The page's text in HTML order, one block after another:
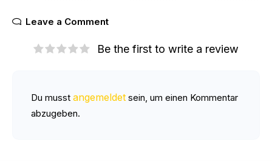
Leave a Comment
Be the first to write a review
Du musst angemeldet sein, um einen Kommentar
abzugeben.